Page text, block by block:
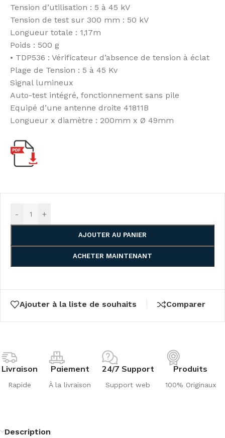
Tension d’utilisation : 5 à 45 kV
Tension de test sur 300 mm : 50 kV
Longueur totale : 1,17m
Poids : 500 g
• TDP536 : Vérificateur d’absence de tension à éclat
Plage de Tension : 5 à 45 Kv
Signal lumineux
Auto-test intégré, fonctionnement sans pile
Equipé d’une antenne droite 41811B
Longueur x diamètre : 200mm x Ø 49mm
- +
AJOUTER AU PANIER
ACHETER MAINTENANT
Ajouter à la liste de souhaits Comparer
Livraison
Rapide
Paiement
À la livraison
24/7 Support
Support web
Produits
100% Originaux
Description